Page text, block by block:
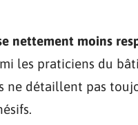
nettement moins
les praticiens du
ne détaillent pas